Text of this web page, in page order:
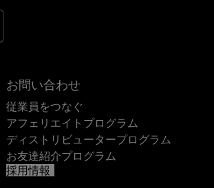
お問い合わせ
従業員をつなぐ
アフェリエイトプログラム
ディストリビュータープログラム
お友達紹介プログラム
採用情報